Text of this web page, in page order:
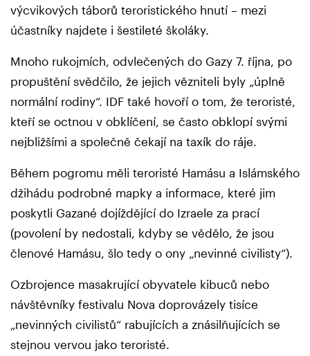
výcvikových táborů teroristického hnutí – mezi
účastníky najdete i šestileté školáky.
Mnoho rukojmích, odvlečených do Gazy 7. října, po
propuštění svědčilo, že jejich vězniteli byly „úplně
normální rodiny“. IDF také hovoří o tom, že teroristé,
kteří se octnou v obklíčení, se často obklopí svými
nejbližšími a společně čekají na taxík do ráje.
Během pogromu měli teroristé Hamásu a Islámského
džihádu podrobné mapky a informace, které jim
poskytli Gazané dojíždějící do Izraele za prací
(povolení by nedostali, kdyby se vědělo, že jsou
členové Hamásu, šlo tedy o ony „nevinné civilisty“).
Ozbrojence masakrující obyvatele kibuců nebo
návštěvníky festivalu Nova doprovázely tisíce
„nevinných civilistů“ rabujících a znásilňujících se
stejnou vervou jako teroristé.